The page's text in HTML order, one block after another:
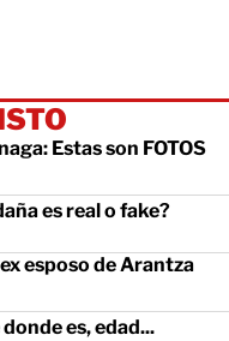
Estas son FOTOS
es real o fake?
esposo de Arantza
es, edad...